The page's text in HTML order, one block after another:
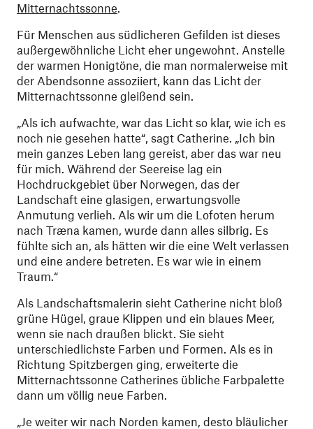
Mitternachtssonne.
Für Menschen aus südlicheren Gefilden ist dieses
außergewöhnliche Licht eher ungewohnt. Anstelle
der warmen Honigtöne, die man normalerweise mit
der Abendsonne assoziiert, kann das Licht der
Mitternachtssonne gleißend sein.
„Als ich aufwachte, war das Licht so klar, wie ich es
noch nie gesehen hatte“, sagt Catherine. „Ich bin
mein ganzes Leben lang gereist, aber das war neu
für mich. Während der Seereise lag ein
Hochdruckgebiet über Norwegen, das der
Landschaft eine glasigen, erwartungsvolle
Anmutung verlieh. Als wir um die Lofoten herum
nach Træna kamen, wurde dann alles silbrig. Es
fühlte sich an, als hätten wir die eine Welt verlassen
und eine andere betreten. Es war wie in einem
Traum.“
Als Landschaftsmalerin sieht Catherine nicht bloß
grüne Hügel, graue Klippen und ein blaues Meer,
wenn sie nach draußen blickt. Sie sieht
unterschiedlichste Farben und Formen. Als es in
Richtung Spitzbergen ging, erweiterte die
Mitternachtssonne Catherines übliche Farbpalette
dann um völlig neue Farben.
„Je weiter wir nach Norden kamen, desto bläulicher